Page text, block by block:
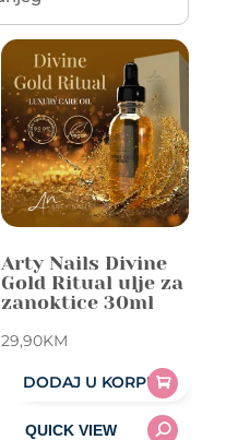
Arty Nails Divine
Gold Ritual ulje za
zanoktice 30ml
29,90KM
DODAJ U KORPU